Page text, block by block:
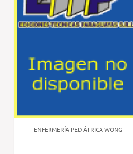
ENFERMERÍA PEDIÁTRICA WONG